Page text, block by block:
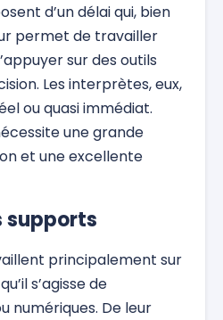
d’un délai qui, bien
permet de travailler
sur des outils
Les interprètes, eux,
ou quasi immédiat.
une grande
et une excellente
supports
principalement sur
s’agisse de
numériques. De leur